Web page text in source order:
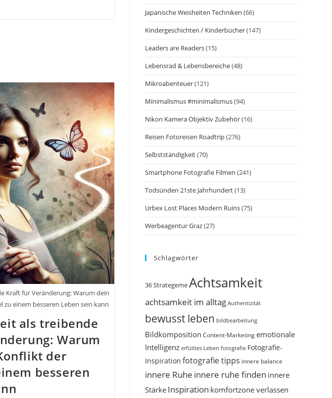
Kraft für Veränderung: Warum dein
zu einem besseren Leben sein kann
als treibende
Warum
der
besseren
Japanische Weisheiten Techniken (66)
Kindergeschichten / Kinderbücher(147)
Leaders are Readers(15)
Lebensrad & Lebensbereiche(48)
Mikroabenteuer(121)
Minimalismus #minimalismus(94)
Nikon Kamera Objektiv Zubehör(16)
Reisen Fotoreisen Roadtrip(276)
Selbstständigkeit(70)
Smartphone Fotografie Filmen (241)
Todsünden 21ste Jahrhundert(13)
Urbex Lost Places Modern Ruins(75)
Werbeagentur Graz(27)
Schlagwörter
36 StrategemeAchtsamkeit
achtsamkeit im alltag Authentizität
bewusst leben bildbearbeitung
Bildkomposition Content-Marketingemotionale
Intelligenz erfülltes Leben fotografie Fotografie-
Inspiration fotografie tipps innere balance
innere Ruhe innere ruhe finden innere
Stärke Inspiration komfortzone verlassen